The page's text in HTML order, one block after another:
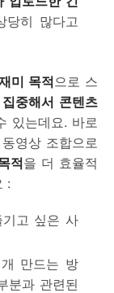
당히 많다고
미 목적으로 스
집중해서 콘텐츠
있는데요. 바로
영상 조합으로
적을 더 효율적
:
기고 싶은 사
만드는 방
분과 관련된